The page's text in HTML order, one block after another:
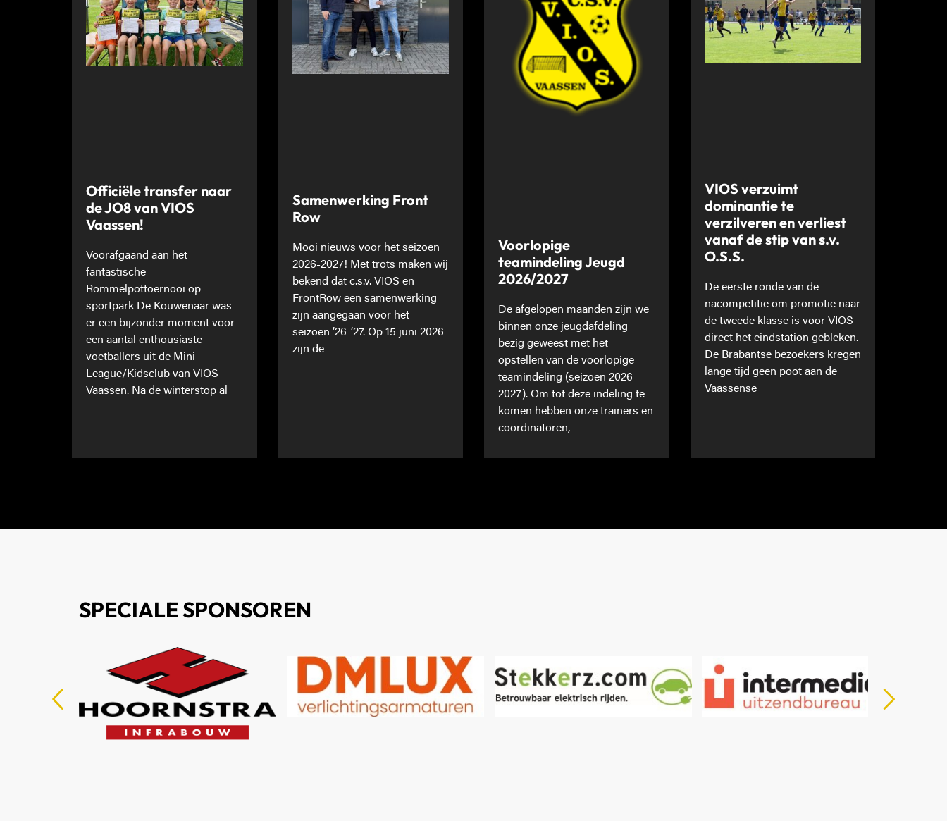
Officiële transfer naar
de JO8 van VIOS
Vaassen!
Voorafgaand aan het
fantastische
Rommelpottoernooi op
sportpark De Kouwenaar was
er een bijzonder moment voor
een aantal enthousiaste
voetballers uit de Mini
League/Kidsclub van VIOS
Vaassen. Na de winterstop al
Samenwerking Front
Row
Mooi nieuws voor het seizoen
2026-2027! Met trots maken wij
bekend dat c.s.v. VIOS en
FrontRow een samenwerking
zijn aangegaan voor het
seizoen ’26-’27. Op 15 juni 2026
zijn de
Voorlopige
teamindeling Jeugd
2026/2027
De afgelopen maanden zijn we
binnen onze jeugdafdeling
bezig geweest met het
opstellen van de voorlopige
teamindeling (seizoen 2026-
2027). Om tot deze indeling te
komen hebben onze trainers en
coördinatoren,
VIOS verzuimt
dominantie te
verzilveren en verliest
vanaf de stip van s.v.
O.S.S.
De eerste ronde van de
nacompetitie om promotie naar
de tweede klasse is voor VIOS
direct het eindstation gebleken.
De Brabantse bezoekers kregen
lange tijd geen poot aan de
Vaassense
SPECIALE SPONSOREN